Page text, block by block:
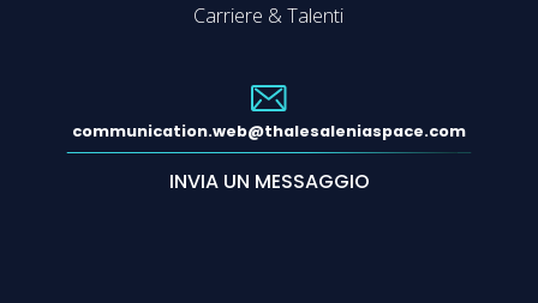
Carriere & Talenti
communication.web@thalesaleniaspace.com
INVIA UN MESSAGGIO